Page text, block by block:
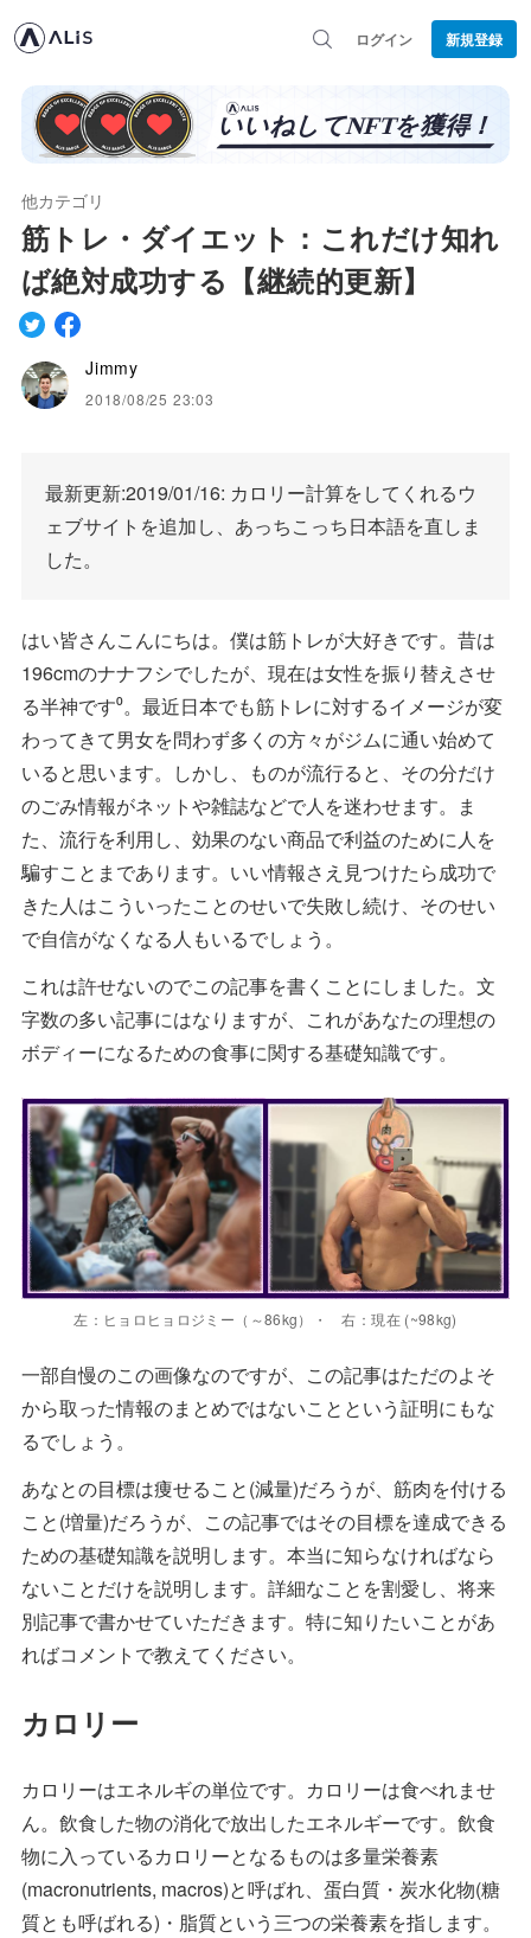
ログイン 新規登録
他カテゴリ
筋トレ・ダイエット：これだけ知れ
ば絶対成功する【継続的更新】
Jimmy
2018/08/25 23:03
最新更新:2019/01/16: カロリー計算をしてくれるウ
ェブサイトを追加し、あっちこっち日本語を直しま
した。
はい皆さんこんにちは。僕は筋トレが大好きです。昔は
196cmのナナフシでしたが、現在は女性を振り替えさせ
る半神です⁰。最近日本でも筋トレに対するイメージが変
わってきて男女を問わず多くの方々がジムに通い始めて
いると思います。しかし、ものが流行ると、その分だけ
のごみ情報がネットや雑誌などで人を迷わせます。ま
た、流行を利用し、効果のない商品で利益のために人を
騙すことまであります。いい情報さえ見つけたら成功で
きた人はこういったことのせいで失敗し続け、そのせい
で自信がなくなる人もいるでしょう。
これは許せないのでこの記事を書くことにしました。文
字数の多い記事にはなりますが、これがあなたの理想の
ボディーになるための食事に関する基礎知識です。
左：ヒョロヒョロジミー（～86kg）・ 右：現在 (~98kg)
一部自慢のこの画像なのですが、この記事はただのよそ
から取った情報のまとめではないことという証明にもな
るでしょう。
あなとの目標は痩せること(減量)だろうが、筋肉を付ける
こと(増量)だろうが、この記事ではその目標を達成できる
ための基礎知識を説明します。本当に知らなければなら
ないことだけを説明します。詳細なことを割愛し、将来
別記事で書かせていただきます。特に知りたいことがあ
ればコメントで教えてください。
カロリー
カロリーはエネルギの単位です。カロリーは食べれませ
ん。飲食した物の消化で放出したエネルギーです。飲食
物に入っているカロリーとなるものは多量栄養素
(macronutrients, macros)と呼ばれ、蛋白質・炭水化物(糖
質とも呼ばれる)・脂質という三つの栄養素を指します。